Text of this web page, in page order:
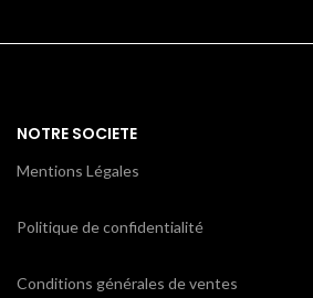
NOTRE SOCIETE
Mentions Légales
Politique de confidentialité
Conditions générales de ventes